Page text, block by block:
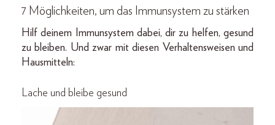
7 Möglichkeiten, um das Immunsystem zu stärken
Hilf deinem Immunsystem dabei, dir zu helfen, gesund
zu bleiben. Und zwar mit diesen Verhaltensweisen und
Hausmitteln:
Lache und bleibe gesund